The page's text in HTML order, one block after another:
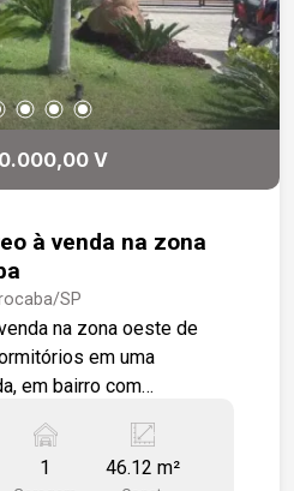
V
à venda na zona
SP
na zona oeste de
em uma
em bairro com
em todos os
em dois ambientes
1 46.12 m²